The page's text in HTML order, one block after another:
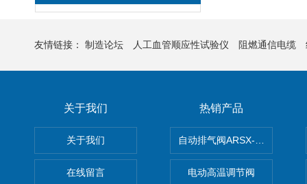
友情链接： 制造论坛 人工血管顺应性试验仪 阻燃通信电缆
关于我们
关于我们
在线留言
热销产品
自动排气阀ARSX-0015/
电动高温调节阀